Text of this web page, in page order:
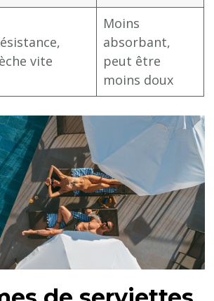
vite
Moins
absorbant,
peut être
moins doux